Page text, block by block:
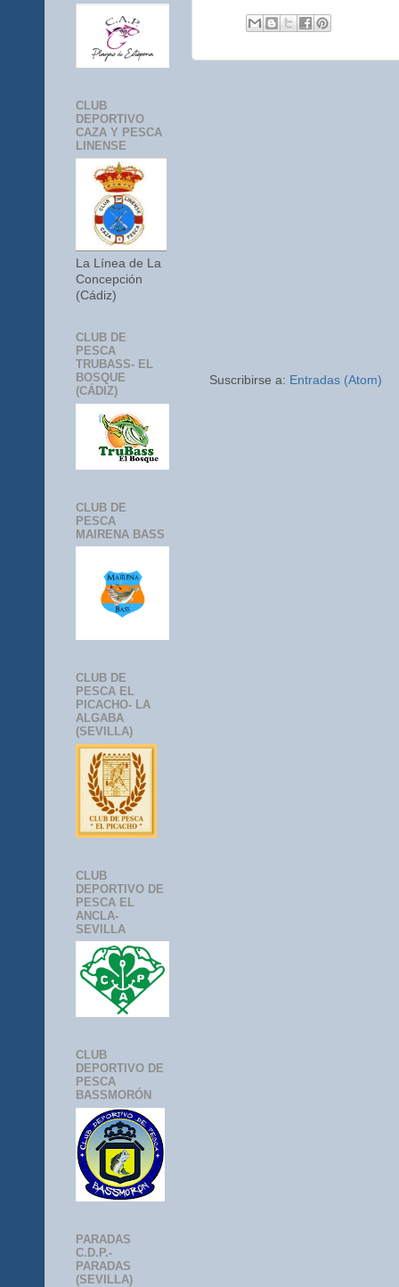
Suscribirse a: Entradas (Atom)
CLUB
DEPORTIVO
CAZA Y PESCA
LINENSE
La Línea de La
Concepción
(Cádiz)
CLUB DE
PESCA
TRUBASS- EL
BOSQUE
(CÁDIZ)
CLUB DE
PESCA
MAIRENA BASS
CLUB DE
PESCA EL
PICACHO- LA
ALGABA
(SEVILLA)
CLUB
DEPORTIVO DE
PESCA EL
ANCLA-
SEVILLA
CLUB
DEPORTIVO DE
PESCA
BASSMORÓN
PARADAS
C.D.P.-
PARADAS
(SEVILLA)